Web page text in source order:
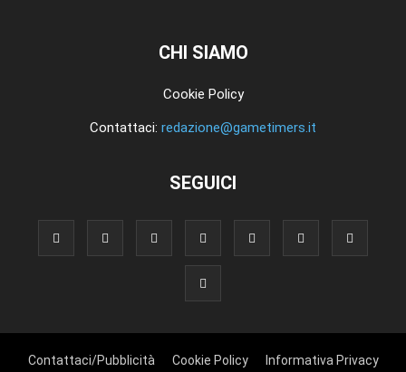
CHI SIAMO
Cookie Policy
Contattaci: redazione@gametimers.it
SEGUICI
Contattaci/Pubblicità Cookie Policy Informativa Privacy